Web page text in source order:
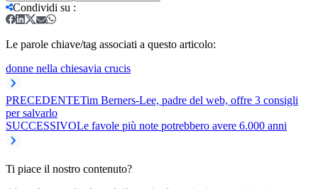
Condividi su :
Le parole chiave/tag associati a questo articolo:
donne nella chiesavia crucis
PRECEDENTETim Berners-Lee, padre del web, offre 3 consigli
per salvarlo
SUCCESSIVOLe favole più note potrebbero avere 6.000 anni
Ti piace il nostro contenuto?